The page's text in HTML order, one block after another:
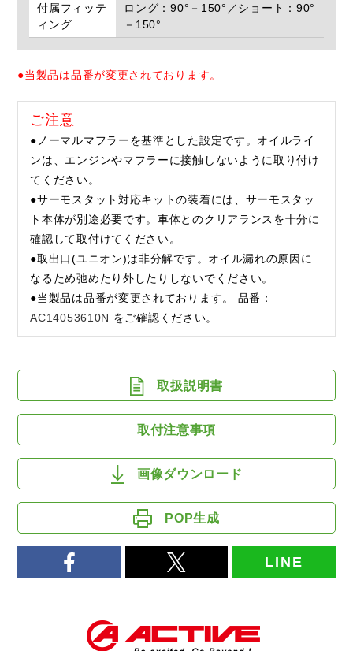
付属フィッテ
ィング
ロング：90°－150°／ショート：90°
－150°
●当製品は品番が変更されております。
ご注意
●ノーマルマフラーを基準とした設定です。オイルライ
ンは、エンジンやマフラーに接触しないように取り付け
てください。
●サーモスタット対応キットの装着には、サーモスタッ
ト本体が別途必要です。車体とのクリアランスを十分に
確認して取付けてください。
●取出口(ユニオン)は非分解です。オイル漏れの原因に
なるため弛めたり外したりしないでください。
●当製品は品番が変更されております。 品番：
AC14053610N をご確認ください。
取扱説明書
取付注意事項
画像ダウンロード
POP生成
LINE